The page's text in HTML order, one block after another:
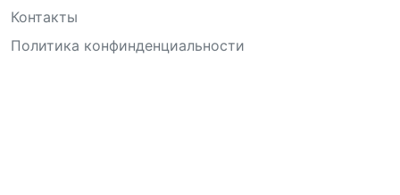
Контакты
Политика конфинденциальности